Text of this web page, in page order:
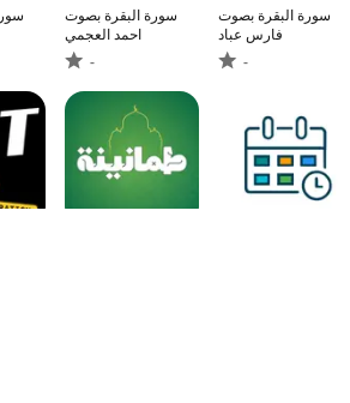
سورة البقرة بصوت
احمد العجمي
-
سورة البقرة بصوت
فارس عباد
-